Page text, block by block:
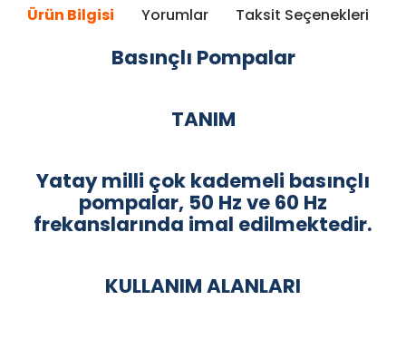
Ürün Bilgisi Yorumlar Taksit Seçenekleri
Basınçlı Pompalar
TANIM
Yatay milli çok kademeli basınçlı
pompalar, 50 Hz ve 60 Hz
frekanslarında imal edilmektedir.
KULLANIM ALANLARI